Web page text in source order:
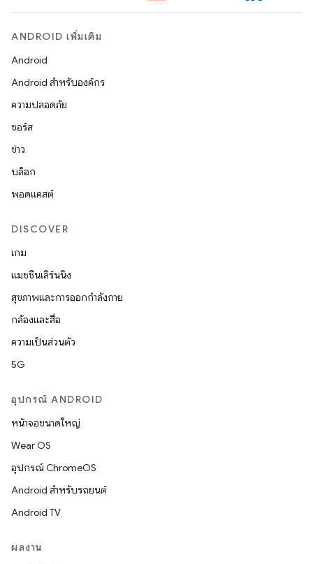
ANDROID เพิ่มเติม
Android
Android สำหรับองค์กร
ความปลอดภัย
ซอร์ส
ข่าว
บล็อก
พอดแคสต์
DISCOVER
เกม
แมชชีนเลิร์นนิง
สุขภาพและการออกกำลังกาย
กล้องและสื่อ
ความเป็นส่วนตัว
5G
อุปกรณ์ ANDROID
หน้าจอขนาดใหญ่
Wear OS
อุปกรณ์ ChromeOS
Android สำหรับรถยนต์
Android TV
ผลงาน